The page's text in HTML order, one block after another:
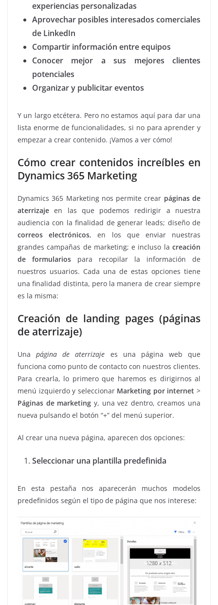
experiencias personalizadas
Aprovechar posibles interesados comerciales
de LinkedIn
Compartir información entre equipos
Conocer mejor a sus mejores clientes
potenciales
Organizar y publicitar eventos
Y un largo etcétera. Pero no estamos aquí para dar una
lista enorme de funcionalidades, si no para aprender y
empezar a crear contenido. ¡Vamos a ver cómo!
Cómo crear contenidos increíbles en
Dynamics 365 Marketing
Dynamics 365 Marketing nos permite crear páginas de
aterrizajeen las que podemos redirigir a nuestra
audiencia con la finalidad de generar leads; diseño de
correos electrónicos, en los que enviar nuestras
grandes campañas de marketing; e incluso la creación
de formularios para recopilar la información de
nuestros usuarios. Cada una de estas opciones tiene
una finalidad distinta, pero la manera de crear siempre
es la misma:
Creación de landing pages (páginas
de aterrizaje)
Unapágina de aterrizaje es una página web que
funciona como punto de contacto con nuestros clientes.
Para crearla, lo primero que haremos es dirigirnos al
menú izquierdo y seleccionar Marketing por internet >
Páginas de marketing y, una vez dentro, creamos una
nueva pulsando el botón “+” del menú superior.
Al crear una nueva página, aparecen dos opciones:
Seleccionar una plantilla predefinida
En esta pestaña nos aparecerán muchos modelos
predefinidos según el tipo de página que nos interese: